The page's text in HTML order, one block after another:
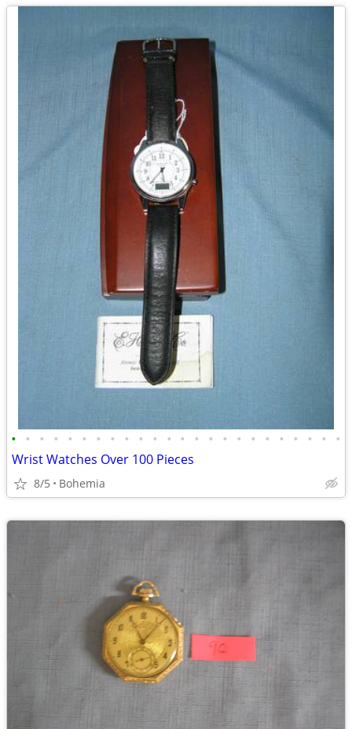
• • • • • • • • • • • • • • • • • • • • • • • •
Wrist Watches Over 100 Pieces
8/5 Bohemia